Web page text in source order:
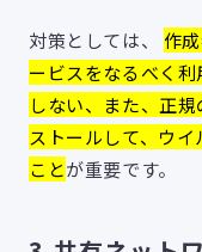
対策としては、 作
ービスをなるべく
しない、また、正
ストールして、ウ
ことが重要です。